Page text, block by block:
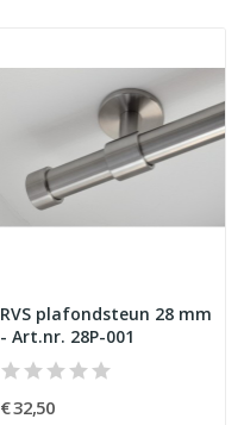
RVS plafondsteun 28 mm
- Art.nr. 28P-001
€ 32,50